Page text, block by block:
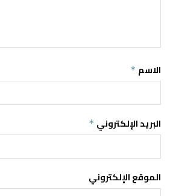
الاسم *
البريد الإلكتروني *
الموقع الإلكتروني